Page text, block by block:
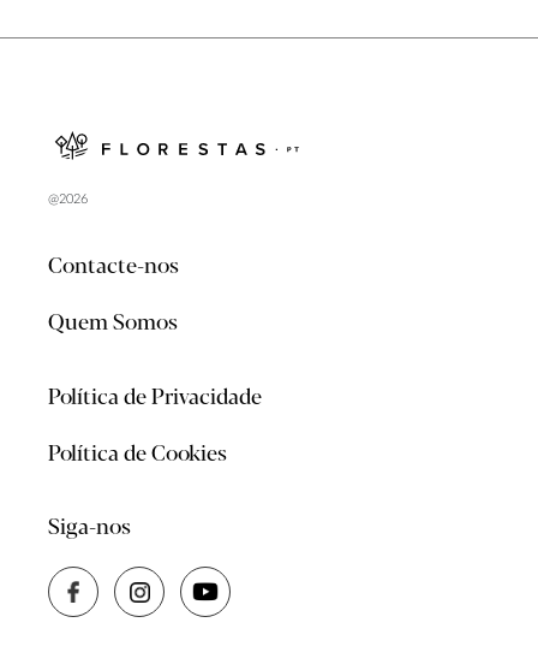
@2026
Contacte-nos
Quem Somos
Política de Privacidade
Política de Cookies
Siga-nos